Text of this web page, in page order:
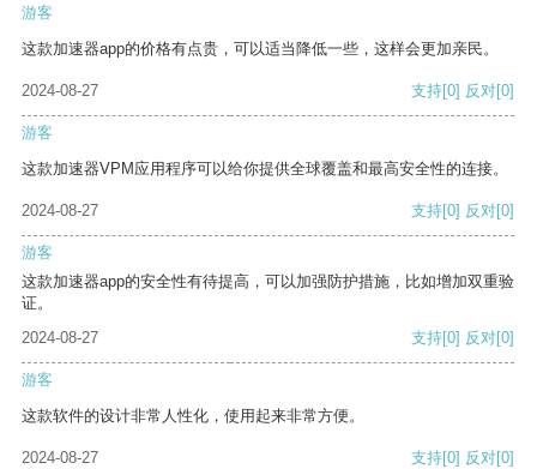
游客
这款加速器app的价格有点贵，可以适当降低一些，这样会更加亲民。
2024-08-27 支持[0] 反对[0]
游客
这款加速器VPM应用程序可以给你提供全球覆盖和最高安全性的连接。
2024-08-27 支持[0] 反对[0]
游客
这款加速器app的安全性有待提高，可以加强防护措施，比如增加双重验
证。
2024-08-27
支持[0] 反对[0]
游客
这款软件的设计非常人性化，使用起来非常方便。
2024-08-27 支持[0] 反对[0]